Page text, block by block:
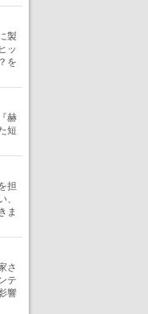
製
ッ
を
赫
短
担
ま
さ
テ
響